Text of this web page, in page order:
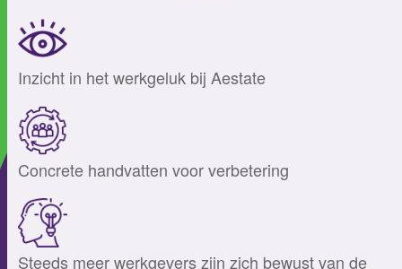
Inzicht in het werkgeluk bij Aestate
Concrete handvatten voor verbetering
Steeds meer werkgevers zijn zich bewust van de